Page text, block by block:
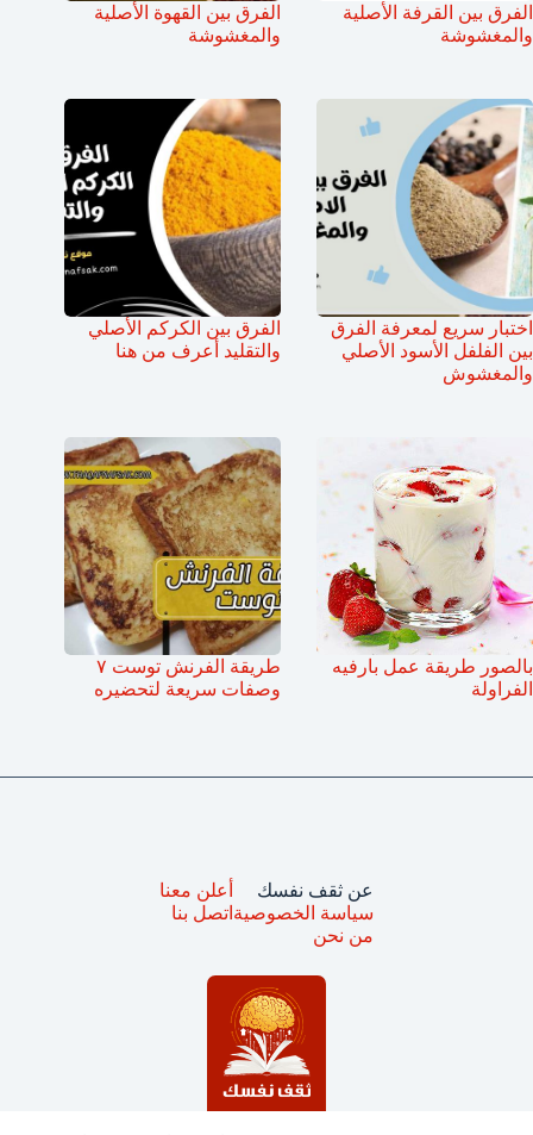
الفرق بين القرفة الأصلية
والمغشوشة
الفرق بين القهوة الأصلية
والمغشوشة
اختبار سريع لمعرفة الفرق
بين الفلفل الأسود الأصلي
والمغشوش
الفرق بين الكركم الأصلي
والتقليد أعرف من هنا
بالصور طريقة عمل بارفيه
الفراولة
طريقة الفرنش توست ٧
وصفات سريعة لتحضيره
عن ثقف نفسك
سياسة الخصوصية
من نحن
أعلن معنا
اتصل بنا